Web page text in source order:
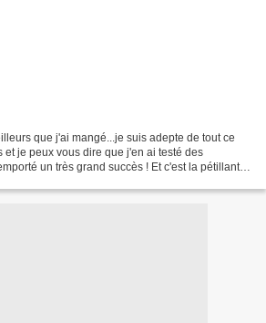
que j'ai mangé...je suis adepte de tout ce
et je peux vous dire que j'en ai testé des
un très grand succès ! Et c'est la pétillante